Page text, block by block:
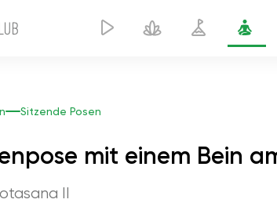
Sitzende Posen
mit einem Bein
II